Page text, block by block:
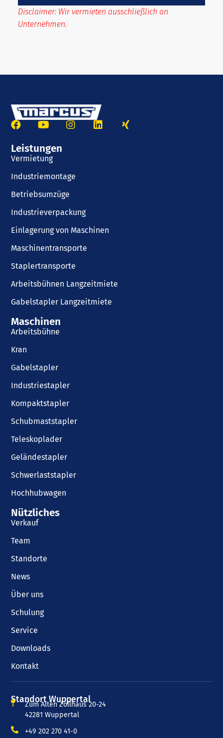
Disclaimer: Wir vermieten ausschließlich an
Unternehmen.
Leistungen
Vermietung
Industriemontage
Betriebsumzüge
Industrieverpackung
Einlagerung von Maschinen
Maschinentransporte
Staplertransporte
Arbeitsbühnen Langzeitmiete
Gabelstapler Langzeitmiete
Maschinen
Arbeitsbühne
Kran
Gabelstapler
Industriestapler
Kompaktstapler
Schubmaststapler
Teleskoplader
Geländestapler
Schwerlaststapler
Hochhubwagen
Nützliches
Verkauf
Team
Standorte
News
Über uns
Schulung
Service
Downloads
Kontakt
Standort Wuppertal
Zum Alten Zollhaus 20-24
42281 Wuppertal
+49 202 270 41-0